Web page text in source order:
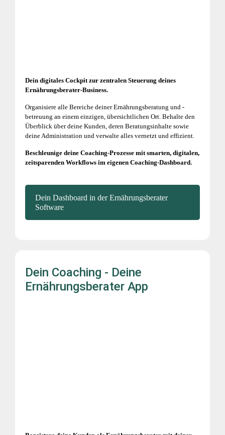
Dein digitales Cockpit zur zentralen Steuerung deines
Ernährungsberater-Business.
Organisiere alle Bereiche deiner Ernährungsberatung und -
betreuung an einem einzigen, übersichtlichen Ort. Behalte den
Überblick über deine Kunden, deren Beratungsinhalte sowie
deine Administration und verwalte alles vernetzt und effizient.
Beschleunige deine Coaching-Prozesse mit smarten, digitalen,
zeitsparenden Workflows im eigenen Coaching-Dashboard.
Dein Dashboard in der Ernährungsberater
Software
Dein Coaching - Deine
Ernährungsberater App